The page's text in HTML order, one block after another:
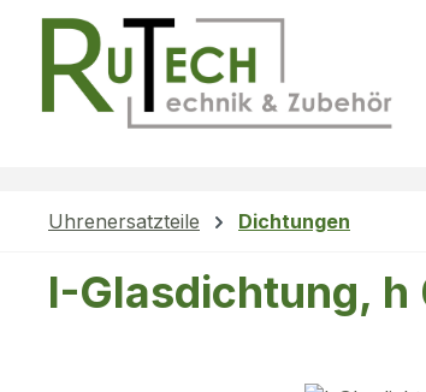
Hauptinhalt springen
Zur Suche springen
Zur Hauptnavigation springen
Uhrenersatzteile Dichtungen
I-Glasdichtung,